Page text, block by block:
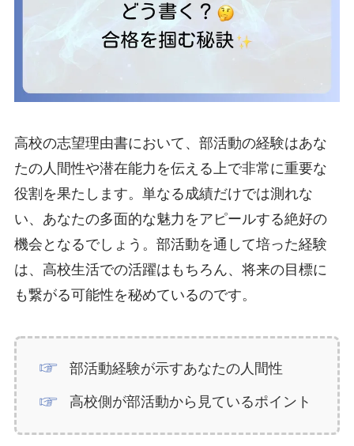
高校の志望理由書において、部活動の経験はあな
たの人間性や潜在能力を伝える上で非常に重要な
役割を果たします。単なる成績だけでは測れな
い、あなたの多面的な魅力をアピールする絶好の
機会となるでしょう。部活動を通して培った経験
は、高校生活での活躍はもちろん、将来の目標に
も繋がる可能性を秘めているのです。
部活動経験が示すあなたの人間性
高校側が部活動から見ているポイント